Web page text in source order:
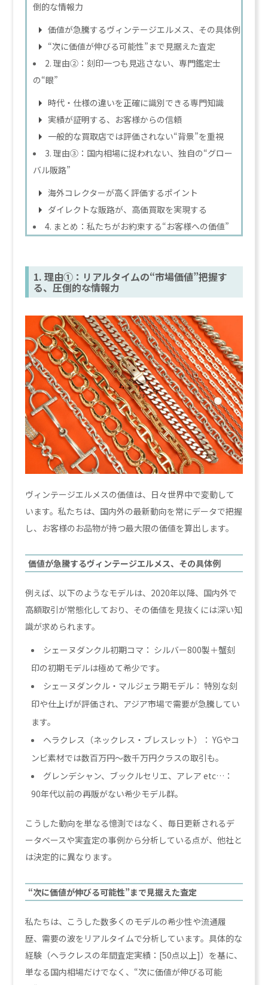
倒的な情報力
価値が急騰するヴィンテージエルメス、その具体例
“次に価値が伸びる可能性”まで見据えた査定
2. 理由②：刻印一つも見逃さない、専門鑑定士
の“眼”
時代・仕様の違いを正確に識別できる専門知識
実績が証明する、お客様からの信頼
一般的な買取店では評価されない“背景”を重視
3. 理由③：国内相場に捉われない、独自の“グロー
バル販路”
海外コレクターが高く評価するポイント
ダイレクトな販路が、高価買取を実現する
4. まとめ：私たちがお約束する“お客様への価値”
1. 理由①：リアルタイムの“市場価値”把握す
る、圧倒的な情報力
ヴィンテージエルメスの価値は、日々世界中で変動して
います。私たちは、国内外の最新動向を常にデータで把握
し、お客様のお品物が持つ最大限の価値を算出します。
価値が急騰するヴィンテージエルメス、その具体例
例えば、以下のようなモデルは、2020年以降、国内外で
高額取引が常態化しており、その価値を見抜くには深い知
識が求められます。
シェーヌダンクル初期コマ： シルバー800製＋蟹刻
印の初期モデルは極めて希少です。
シェーヌダンクル・マルジェラ期モデル： 特別な刻
印や仕上げが評価され、アジア市場で需要が急騰してい
ます。
ヘラクレス（ネックレス・ブレスレット）： YGやコ
ンビ素材では数百万円～数千万円クラスの取引も。
グレンデシャン、ブックルセリエ、アレア etc…：
90年代以前の再販がない希少モデル群。
こうした動向を単なる憶測ではなく、毎日更新されるデ
ータベースや実査定の事例から分析している点が、他社と
は決定的に異なります。
“次に価値が伸びる可能性”まで見据えた査定
私たちは、こうした数多くのモデルの希少性や流通履
歴、需要の波をリアルタイムで分析しています。具体的な
経験（ヘラクレスの年間査定実績：[50点以上]）を基に、
単なる国内相場だけでなく、“次に価値が伸びる可能